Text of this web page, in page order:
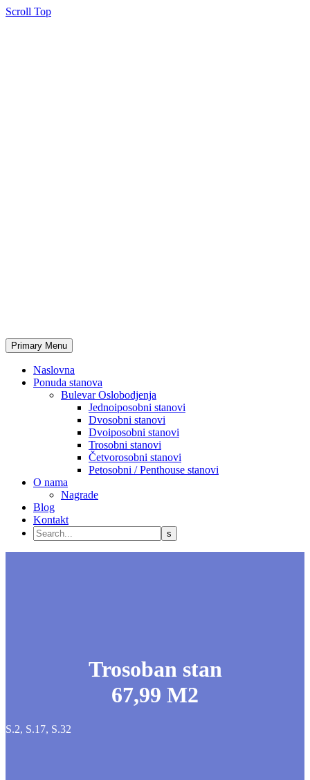
Scroll Top
Primary Menu
Naslovna
Ponuda stanova
Bulevar Oslobodjenja
Jednoiposobni stanovi
Dvosobni stanovi
Dvoiposobni stanovi
Trosobni stanovi
Četvorosobni stanovi
Petosobni / Penthouse stanovi
O nama
Nagrade
Blog
Kontakt
Trosoban stan
67,99 M2
S.2, S.17, S.32